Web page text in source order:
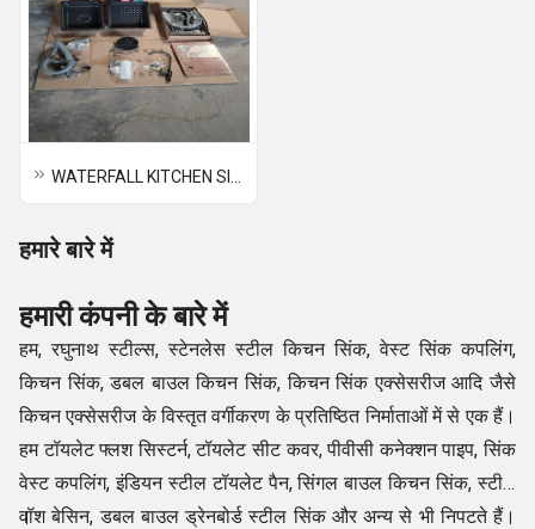
हमारे बारे में
हमारी कंपनी के बारे में
हम, रघुनाथ स्टील्स, स्टेनलेस स्टील किचन सिंक, वेस्ट सिंक कपलिंग,
किचन सिंक, डबल बाउल किचन सिंक, किचन सिंक एक्सेसरीज आदि जैसे
किचन एक्सेसरीज के विस्तृत वर्गीकरण के प्रतिष्ठित निर्माताओं में से एक हैं।
हम टॉयलेट फ्लश सिस्टर्न, टॉयलेट सीट कवर, पीवीसी कनेक्शन पाइप, सिंक
वेस्ट कपलिंग, इंडियन स्टील टॉयलेट पैन, सिंगल बाउल किचन सिंक, स्टील
वॉश बेसिन, डबल बाउल ड्रेनबोर्ड स्टील सिंक और अन्य से भी निपटते हैं।
।